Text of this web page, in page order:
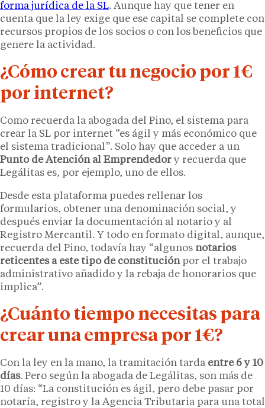
forma jurídica de la SL. Aunque hay que tener en
cuenta que la ley exige que ese capital se complete con
recursos propios de los socios o con los beneficios que
genere la actividad.
¿Cómo crear tu negocio por 1€
por internet?
Como recuerda la abogada del Pino, el sistema para
crear la SL por internet “es ágil y más económico que
el sistema tradicional”. Solo hay que acceder a un
Punto de Atención al Emprendedory recuerda que
Legálitas es, por ejemplo, uno de ellos.
Desde esta plataforma puedes rellenar los
formularios, obtener una denominación social, y
después enviar la documentación al notario y al
Registro Mercantil. Y todo en formato digital, aunque,
recuerda del Pino, todavía hay “algunos notarios
reticentes a este tipo de constituciónpor el trabajo
administrativo añadido y la rebaja de honorarios que
implica”.
¿Cuánto tiempo necesitas para
crear una empresa por 1€?
Con la ley en la mano, la tramitación tarda entre 6 y 10
días. Pero según la abogada de Legálitas, son más de
10 días: “La constitución es ágil, pero debe pasar por
notaría, registro y la Agencia Tributaria para una total